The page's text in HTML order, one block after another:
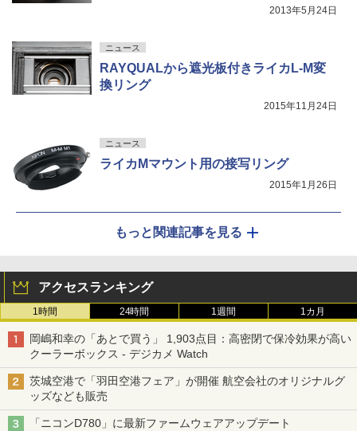
2013年5月24日
ニュース
RAYQUALから遮光板付きライカL-M変
換リング
2015年11月24日
ニュース
ライカMマウント用の接写リング
2015年1月26日
もっと関連記事を見る
アクセスランキング
1時間 24時間 1週間 1カ月
岡嶋和幸の「あとで買う」 1,903点目：高密閉で保冷効果が高い
クーラーボックス - デジカメ Watch
茨城空港で「羽田空港フェア」が開催 航空会社のオリジナルグ
ッズなども販売
「ニコンD780」に最新ファームウェアアップデート